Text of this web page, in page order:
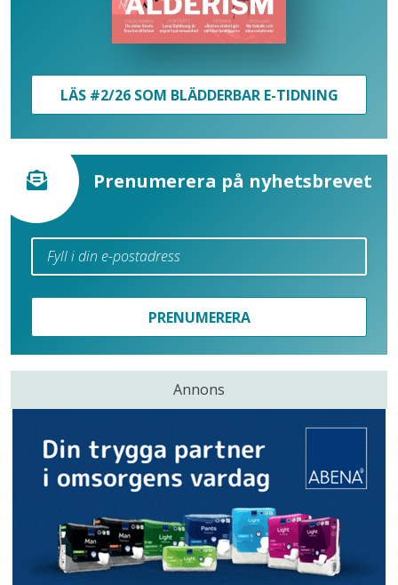
LÄS #2/26 SOM BLÄDDERBAR E-TIDNING
Prenumerera på nyhetsbrevet
PRENUMERERA
Annons